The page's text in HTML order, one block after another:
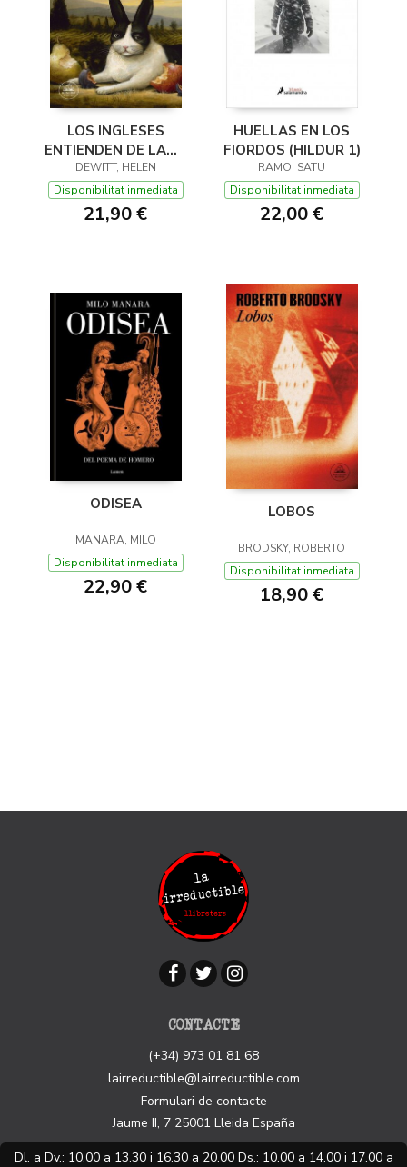
LOS INGLESES
ENTIENDEN DE LANA
(Y OTROS TRUCOS)
DEWITT, HELEN
Disponibilitat inmediata
21,90 €
HUELLAS EN LOS
FIORDOS (HILDUR 1)
RAMO, SATU
Disponibilitat inmediata
22,00 €
ODISEA
MANARA, MILO
Disponibilitat inmediata
22,90 €
LOBOS
BRODSKY, ROBERTO
Disponibilitat inmediata
18,90 €
CONTACTE
(+34) 973 01 81 68
lairreductible@lairreductible.com
Formulari de contacte
Jaume II, 7 25001 Lleida España
Dl. a Dv.: 10.00 a 13.30 i 16.30 a 20.00 Ds.: 10.00 a 14.00 i 17.00 a